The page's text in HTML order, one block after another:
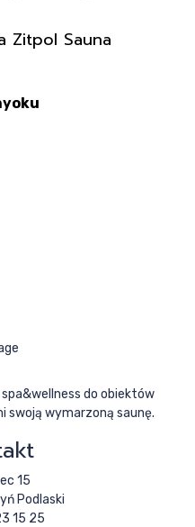
Zitpol Sauna
do obiektów
swoją wymarzoną saunę.
15
Podlaski
15 25